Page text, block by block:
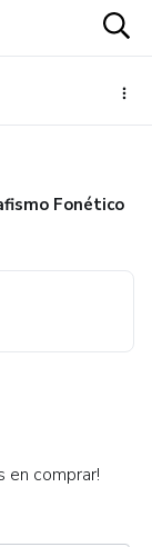
Fonético
en comprar!